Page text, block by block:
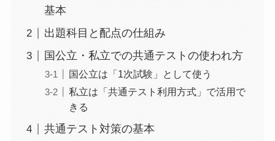
基本
出題科目と配点の仕組み
国公立・私立での共通テストの使われ方
国公立は「1次試験」として使う
私立は「共通テスト利用方式」で活用で
きる
共通テスト対策の基本